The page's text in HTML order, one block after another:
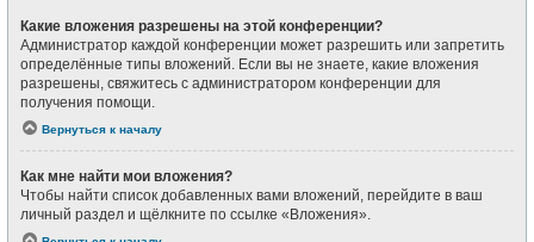
Какие вложения разрешены на этой конференции?
Администратор каждой конференции может разрешить или запретить
определённые типы вложений. Если вы не знаете, какие вложения
разрешены, свяжитесь с администратором конференции для
получения помощи.
Вернуться к началу
Как мне найти мои вложения?
Чтобы найти список добавленных вами вложений, перейдите в ваш
личный раздел и щёлкните по ссылке «Вложения».